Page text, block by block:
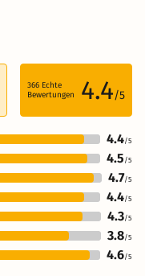
366 Echte
Bewertungen
4.4/5
4.4/5
4.5 /5
4.7/5
4.4/5
4.3/5
3.8/5
4.6/5